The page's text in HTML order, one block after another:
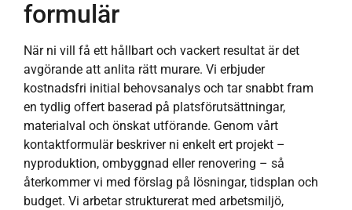
formulär
När ni vill få ett hållbart och vackert resultat är det
avgörande att anlita rätt murare. Vi erbjuder
kostnadsfri initial behovsanalys och tar snabbt fram
en tydlig offert baserad på platsförutsättningar,
materialval och önskat utförande. Genom vårt
kontaktformulär beskriver ni enkelt ert projekt –
nyproduktion, ombyggnad eller renovering – så
återkommer vi med förslag på lösningar, tidsplan och
budget. Vi arbetar strukturerat med arbetsmiljö,